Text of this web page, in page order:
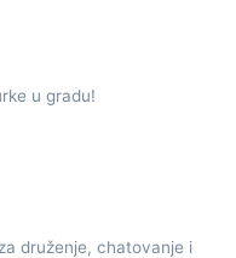
u gradu!
druženje, chatovanje i